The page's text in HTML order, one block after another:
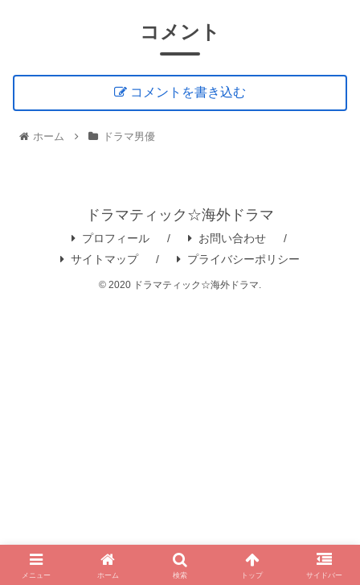
コメント
コメントを書き込む
ホーム ドラマ男優
ドラマティック☆海外ドラマ
プロフィール
お問い合わせ
サイトマップ
プライバシーポリシー
© 2020 ドラマティック☆海外ドラマ.
メニュー ホーム 検索 トップ サイドバー